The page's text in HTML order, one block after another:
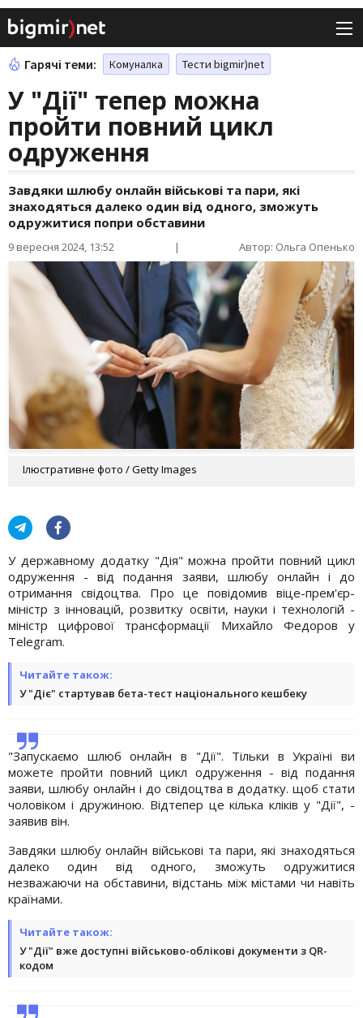
Гарячі теми: Комуналка Тести bigmir)net
У "Дії" тепер можна
пройти повний цикл
одруження
Завдяки шлюбу онлайн військові та пари, які
знаходяться далеко один від одного, зможуть
одружитися попри обставини
9 вересня 2024, 13:52 | Автор: Ольга Опенько
Ілюстративне фото / Getty Images
У державному додатку "Дія" можна пройти повний цикл
одруження - від подання заяви, шлюбу онлайн і до
отримання свідоцтва. Про це повідомив віце-прем'єр-
міністр з інновацій, розвитку освіти, науки і технологій -
міністр цифрової трансформації Михайло Федоров у
Telegram.
Читайте також:
У "Діє" стартував бета-тест національного кешбеку
"Запускаємо шлюб онлайн в "Дії". Тільки в Україні ви
можете пройти повний цикл одруження - від подання
заяви, шлюбу онлайн і до свідоцтва в додатку. щоб стати
чоловіком і дружиною. Відтепер це кілька кліків у "Дії", -
заявив він.
Завдяки шлюбу онлайн військові та пари, які знаходяться
далеко один від одного, зможуть одружитися
незважаючи на обставини, відстань між містами чи навіть
країнами.
Читайте також:
У "Дії" вже доступні військово-облікові документи з QR-
кодом